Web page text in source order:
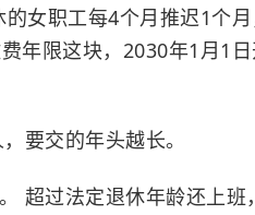
女职工每4个月推迟1个
年限这块，2030年1月1
要交的年头越长。
超过法定退休年龄还上